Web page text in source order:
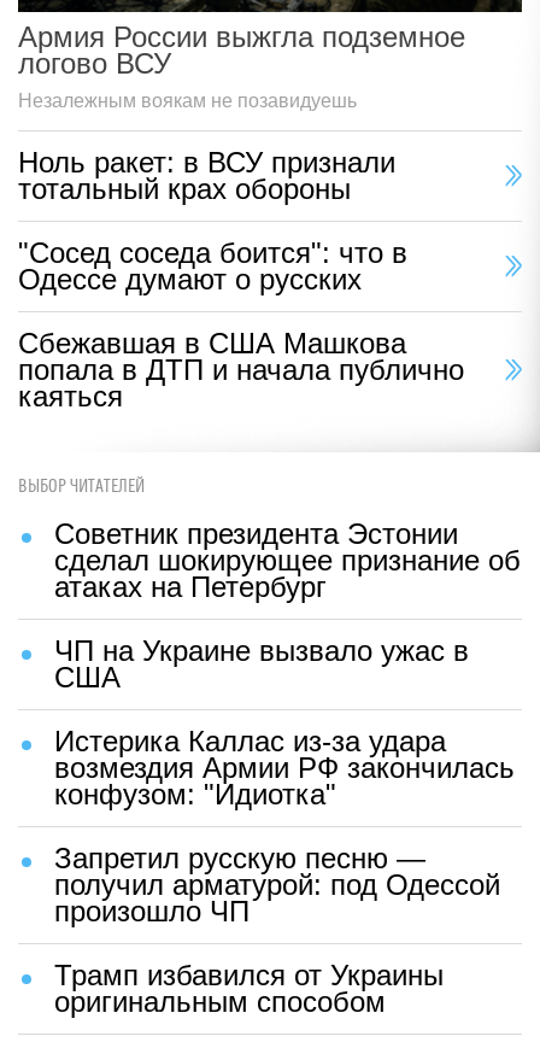
Армия России выжгла подземное
логово ВСУ
Незалежным воякам не позавидуешь
Ноль ракет: в ВСУ признали
тотальный крах обороны
"Сосед соседа боится": что в
Одессе думают о русских
Сбежавшая в США Машкова
попала в ДТП и начала публично
каяться
ВЫБОР ЧИТАТЕЛЕЙ
Советник президента Эстонии
сделал шокирующее признание об
атаках на Петербург
ЧП на Украине вызвало ужас в
США
Истерика Каллас из-за удара
возмездия Армии РФ закончилась
конфузом: "Идиотка"
Запретил русскую песню —
получил арматурой: под Одессой
произошло ЧП
Трамп избавился от Украины
оригинальным способом